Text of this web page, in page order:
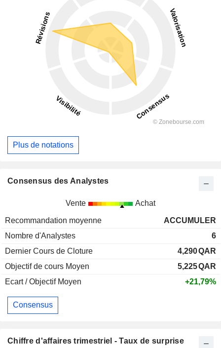
Plus de notations
Consensus des Analystes
Vente Achat
Recommandation moyenne
ACCUMULER
Nombre d'Analystes
6
Dernier Cours de Cloture
4,290QAR
Objectif de cours Moyen
5,225QAR
Ecart / Objectif Moyen
+21,79%
Consensus
Chiffre d'affaires trimestriel - Taux de surprise